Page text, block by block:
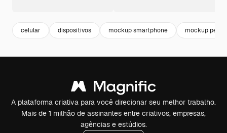
celular dispositivos mockup smartphone mockup pen
A plataforma criativa para você direcionar seu melhor trabalho.
Mais de 1 milhão de assinantes entre criativos, empresas,
agências e estúdios.